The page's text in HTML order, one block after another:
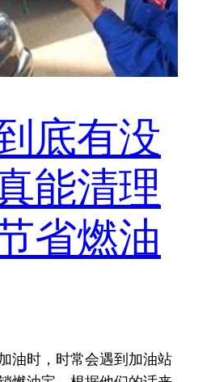
底有没
能清理
省燃油
油时，时常会遇到加油站